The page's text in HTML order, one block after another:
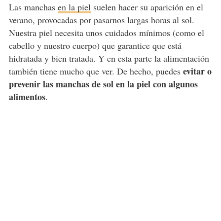
Las manchas en la piel suelen hacer su aparición en el
verano, provocadas por pasarnos largas horas al sol.
Nuestra piel necesita unos cuidados mínimos (como el
cabello y nuestro cuerpo) que garantice que está
hidratada y bien tratada. Y en esta parte la alimentación
también tiene mucho que ver. De hecho, puedes evitar o
prevenir las manchas de sol en la piel con algunos
alimentos.